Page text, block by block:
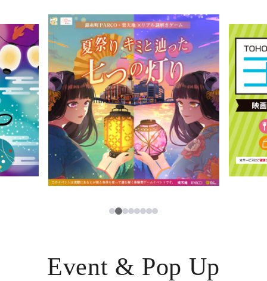
ニュース
レストラン・カフェ
TAX FREE
PARCOメンバーズ
JP
한국어
ภาษาไทย
日本語
1234567
Event & Pop Up